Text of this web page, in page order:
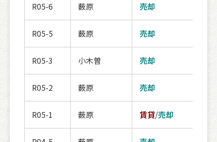
R05-6 薮原 売却
R05-5 薮原 売却
R05-3 小木曽 売却
R05-2 薮原 売却
R05-1 薮原 賃貸/売却